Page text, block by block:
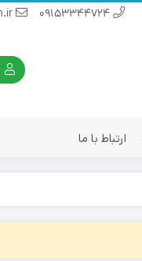
ارتباط با ما